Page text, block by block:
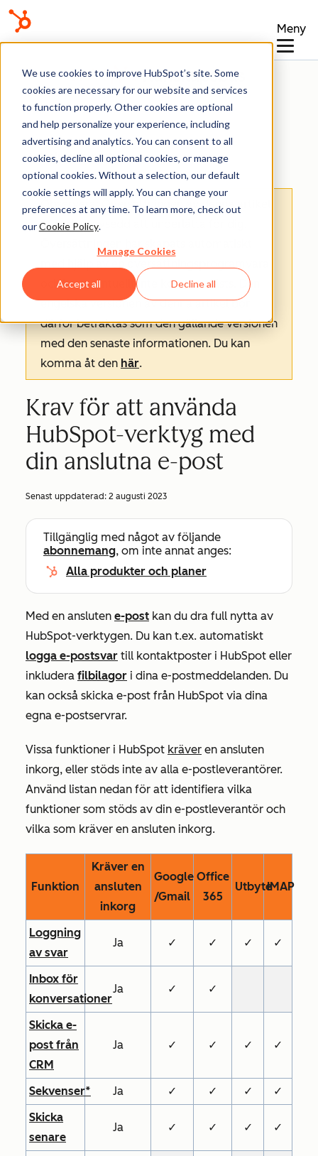
We use cookies to improve HubSpot’s site. Some
cookies are necessary for our website and services
to function properly. Other cookies are optional
and help personalize your experience, including
advertising and analytics. You can consent to all
cookies, decline all optional cookies, or manage
optional cookies. Without a selection, our default
cookie settings will apply. You can change your
preferences at any time. To learn more, check out
ourCookie Policy.
Manage Cookies
Accept all Decline all
Meny
Kunskapsbas
Ansluten e-post
Observera: Översättningen av denna artikel
är endast avsedd att underlätta för dig.
och har eventuellt inte korrekturlästs. Den
engelska versionen av denna artikel bör
därför betraktas som den gällande versionen
med den senaste informationen. Du kan
komma åt den här.
Krav för att använda
HubSpot-verktyg med
din anslutna e-post
Senast uppdaterad: 2 augusti 2023
Tillgänglig med något av följande
abonnemang, om inte annat anges:
Alla produkter och planer
Med en ansluten e-post kan du dra full nytta av
HubSpot-verktygen. Du kan t.ex. automatiskt
logga e-postsvar till kontaktposter i HubSpot eller
inkludera filbilagor i dina e-postmeddelanden. Du
kan också skicka e-post från HubSpot via dina
egna e-postservrar.
Vissa funktioner i HubSpot kräver en ansluten
inkorg, eller stöds inte av alla e-postleverantörer.
Använd listan nedan för att identifiera vilka
funktioner som stöds av din e-postleverantör och
vilka som kräver en ansluten inkorg.
Funktion
Kräver en
ansluten
inkorg
Google
/Gmail
Office
365
UtbyteIMAP
Loggning
av svar
Ja ✓ ✓ ✓ ✓
Inbox för
konversationer
Ja ✓ ✓
Skicka e-
post från
CRM
Ja ✓ ✓ ✓ ✓
Sekvenser* Ja ✓ ✓ ✓
✓
Skicka
senare
Ja ✓ ✓ ✓ ✓